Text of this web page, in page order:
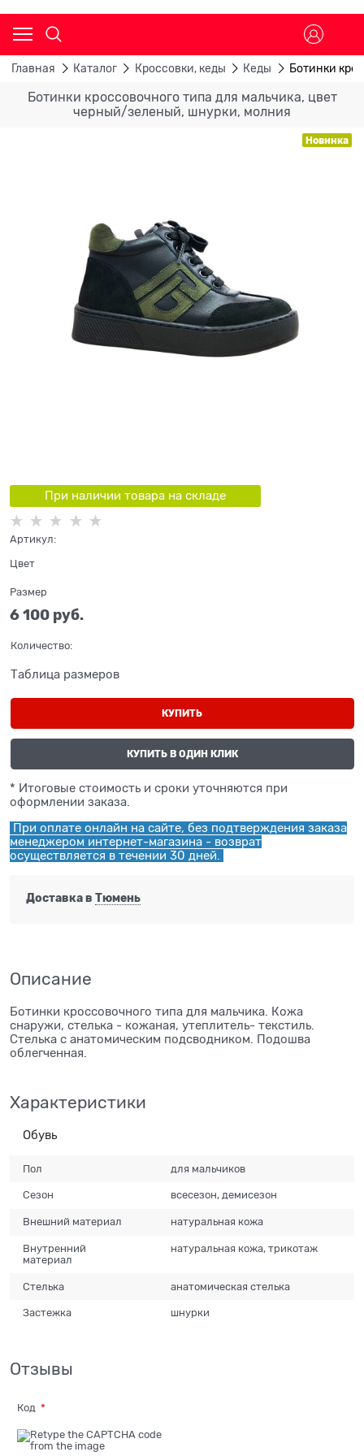
Главная Каталог Кроссовки, кеды Кеды Ботинки
Ботинки кроссовочного типа для мальчика, цвет
черный/зеленый, шнурки, молния
Новинка
При наличии товара на складе
Артикул:
Цвет
Размер
6 100 руб.
Количество:
Таблица размеров
КУПИТЬ
КУПИТЬ В ОДИН КЛИК
* Итоговые стоимость и сроки уточняются при
оформлении заказа.
При оплате онлайн на сайте, без подтверждения заказа
менеджером интернет-магазина - возврат
осуществляется в течении 30 дней.
Доставка в Тюмень
Описание
Ботинки кроссовочного типа для мальчика. Кожа
снаружи, стелька - кожаная, утеплитель- текстиль.
Стелька с анатомическим подсводником. Подошва
облегченная.
Характеристики
Обувь
Пол для мальчиков
Сезон всесезон, демисезон
Внешний материал натуральная кожа
Внутренний
материал
натуральная кожа, трикотаж
Стелька анатомическая стелька
Застежка шнурки
Отзывы
Код